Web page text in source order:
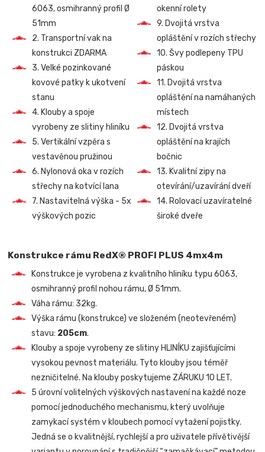
6063, osmihranný profil Ø
51mm
2. Transportní vak na
konstrukci ZDARMA
3. Velké pozinkované
kovové patky k ukotvení
stanu
4. Klouby a spoje
vyrobeny ze slitiny hliníku
5. Vertikální vzpěra s
vestavěnou pružinou
6. Nylonová oka v rozích
střechy na kotvící lana
7. Nastavitelná výška - 5x
výškových pozic
okenní rolety
9. Dvojitá vrstva
opláštění v rozích střechy
10. Švy podlepeny TPU
páskou
11. Dvojitá vrstva
opláštění na namáhaných
místech
12. Dvojitá vrstva
opláštění na krajích
bočnic
13. Kvalitní zipy na
otevírání/uzavírání dveří
14. Rolovací uzavíratelné
široké dveře
Konstrukce rámu RedX® PROFI PLUS 4mx4m
Konstrukce je vyrobena z kvalitního hliníku typu 6063,
osmihranný profil nohou rámu, Ø 51mm.
Váha rámu: 32kg.
Výška rámu (konstrukce) ve složeném (neotevřeném)
stavu: 205cm.
Klouby a spoje vyrobeny ze slitiny HLINÍKU zajišťujícími
vysokou pevnost materiálu. Tyto klouby jsou téměř
nezničitelné. Na klouby poskytujeme ZÁRUKU 10 LET.
5 úrovní volitelných výškových nastavení na každé noze
pomocí jednoduchého mechanismu, který uvolňuje
zamykací systém v kloubech pomocí vytažení pojistky.
Jedná se o kvalitnější, rychlejší a pro uživatele přívětivější